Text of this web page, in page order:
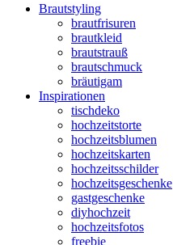
Brautstyling
brautfrisuren
brautkleid
brautstrauß
brautschmuck
bräutigam
Inspirationen
tischdeko
hochzeitstorte
hochzeitsblumen
hochzeitskarten
hochzeitsschilder
hochzeitsgeschenke
gastgeschenke
diyhochzeit
hochzeitsfotos
freebie